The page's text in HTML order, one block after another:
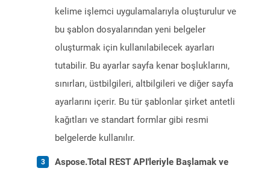
kelime işlemci uygulamalarıyla oluşturulur ve
bu şablon dosyalarından yeni belgeler
oluşturmak için kullanılabilecek ayarları
tutabilir. Bu ayarlar sayfa kenar boşluklarını,
sınırları, üstbilgileri, altbilgileri ve diğer sayfa
ayarlarını içerir. Bu tür şablonlar şirket antetli
kağıtları ve standart formlar gibi resmi
belgelerde kullanılır.
Aspose.Total REST API'leriyle Başlamak ve